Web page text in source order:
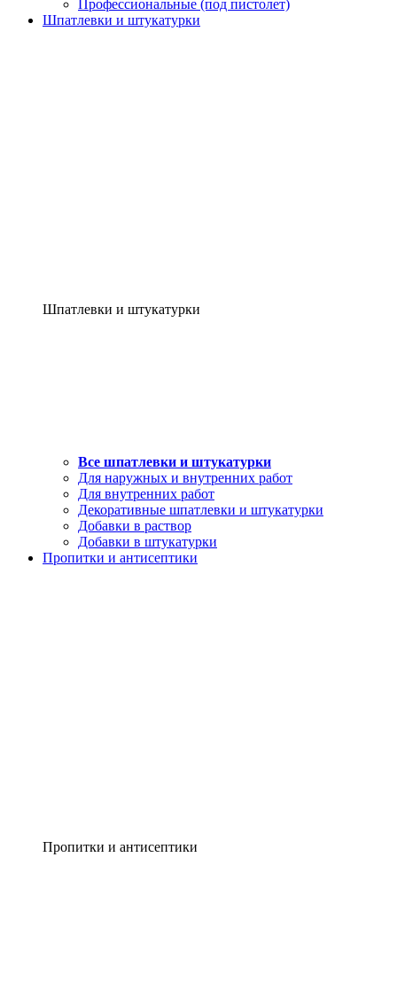
Профессиональные (под пистолет)
Шпатлевки и штукатурки
Шпатлевки и штукатурки
Все шпатлевки и штукатурки
Для наружных и внутренних работ
Для внутренних работ
Декоративные шпатлевки и штукатурки
Добавки в раствор
Добавки в штукатурки
Пропитки и антисептики
Пропитки и антисептики